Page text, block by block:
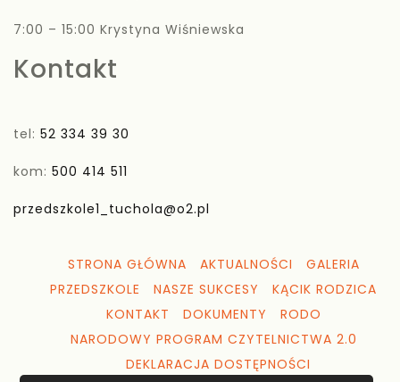
7:00 – 15:00 Krystyna Wiśniewska
Kontakt
tel: 52 334 39 30
kom: 500 414 511
przedszkole1_tuchola@o2.pl
STRONA GŁÓWNA AKTUALNOŚCI
GALERIA
PRZEDSZKOLE
NASZE SUKCESY
KĄCIK RODZICA
KONTAKT
DOKUMENTY
RODO
NARODOWY PROGRAM CZYTELNICTWA 2.0
DEKLARACJA DOSTĘPNOŚCI